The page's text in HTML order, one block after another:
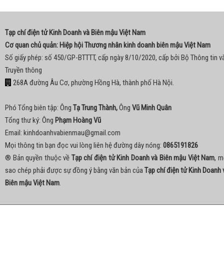
Tạp chí điện tử Kinh Doanh và Biên mậu Việt Nam
Cơ quan chủ quản: Hiệp hội Thương nhân kinh doanh biên mậu Việt Nam
Số giấy phép: số 450/GP-BTTTT, cấp ngày 8/10/2020, cấp bởi Bộ Thông tin
Truyền thông
268A đường Âu Cơ, phường Hồng Hà, thành phố Hà Nội.
Phó Tổng biên tập: Ông Tạ Trung Thành,Ông Vũ Minh Quân
Tổng thư ký: Ông Phạm Hoàng Vũ
Email: kinhdoanhvabienmau@gmail.com
Mọi thông tin bạn đọc vui lòng liên hệ đường dây nóng: 0865191826
® Bản quyền thuộc về Tạp chí điện tử Kinh Doanh và Biên mậu Việt Nam,
sao chép phải được sự đồng ý bằng văn bản củaTạp chí điện tử Kinh Doanh
Biên mậu Việt Nam.